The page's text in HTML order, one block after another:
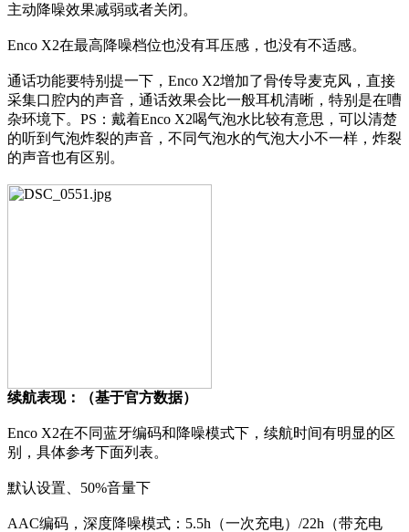
主动降噪效果减弱或者关闭。
Enco X2在最高降噪档位也没有耳压感，也没有不适感。
通话功能要特别提一下，Enco X2增加了骨传导麦克风，直接
采集口腔内的声音，通话效果会比一般耳机清晰，特别是在嘈
杂环境下。PS：戴着Enco X2喝气泡水比较有意思，可以清楚
的听到气泡炸裂的声音，不同气泡水的气泡大小不一样，炸裂
的声音也有区别。
续航表现：（基于官方数据）
Enco X2在不同蓝牙编码和降噪模式下，续航时间有明显的区
别，具体参考下面列表。
默认设置、50%音量下
AAC编码，深度降噪模式：5.5h（一次充电）/22h（带充电